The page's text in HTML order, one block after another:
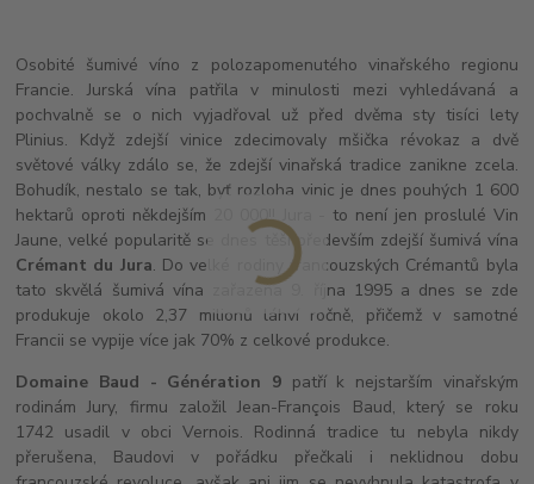
Osobité šumivé víno z polozapomenutého vinařského regionu
Francie. Jurská vína patřila v minulosti mezi vyhledávaná a
pochvalně se o nich vyjadřoval už před dvěma sty tisíci lety
Plinius. Když zdejší vinice zdecimovaly mšička révokaz a dvě
světové války zdálo se, že zdejší vinařská tradice zanikne zcela.
Bohudík, nestalo se tak, byť rozloha vinic je dnes pouhých 1 600
hektarů oproti někdejším 20 000!! Jura - to není jen proslulé Vin
Jaune, velké popularitě se dnes těší především zdejší šumivá vína
Crémant du Jura. Do velké rodiny francouzských Crémantů byla
tato skvělá šumivá vína zařazena 9. října 1995 a dnes se zde
produkuje okolo 2,37 milionů láhví ročně, přičemž v samotné
Francii se vypije více jak 70% z celkové produkce.
Domaine Baud - Génération 9patří k nejstarším vinařským
rodinám Jury, firmu založil Jean-François Baud, který se roku
1742 usadil v obci Vernois. Rodinná tradice tu nebyla nikdy
přerušena, Baudovi v pořádku přečkali i neklidnou dobu